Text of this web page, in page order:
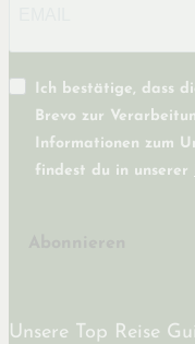
Ich bestätige, dass
Brevo zur
Informationen zum
findest du in unserer
Unsere Top Reise